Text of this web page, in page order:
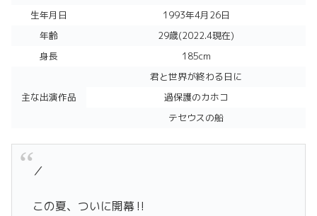
生年月日
1993年4月26日
年齢
29歳(2022.4現在)
身長
185cm
主な出演作品
君と世界が終わる日に
過保護のカホコ
テセウスの船
／
この夏、ついに開幕‼️